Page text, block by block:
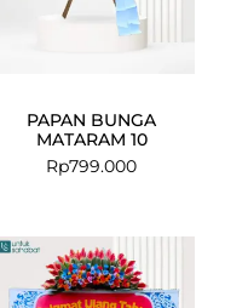
PAPAN BUNGA
MATARAM 10
Rp799.000